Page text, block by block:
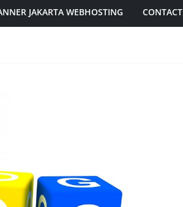
JAKARTA WEBHOSTING CONTACT